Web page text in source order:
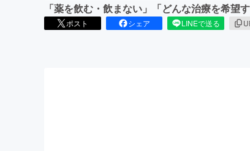
「薬を飲む・飲まない」「どんな治療を希望
ポスト シェア LINEで送る